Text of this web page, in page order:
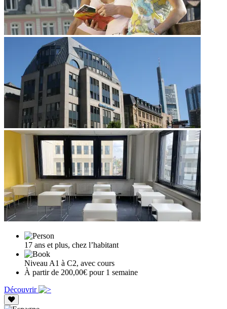
17 ans et plus, chez l’habitant
Niveau A1 à C2, avec cours
À partir de 200,00€ pour 1 semaine
Découvrir